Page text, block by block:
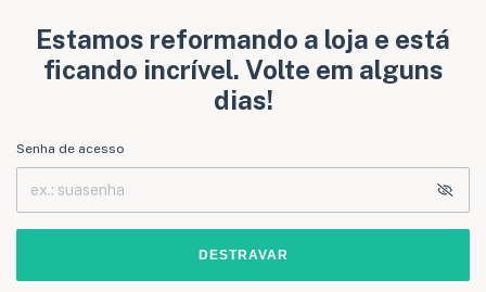
Estamos reformando a loja e está
ficando incrível. Volte em alguns
dias!
Senha de acesso
DESTRAVAR